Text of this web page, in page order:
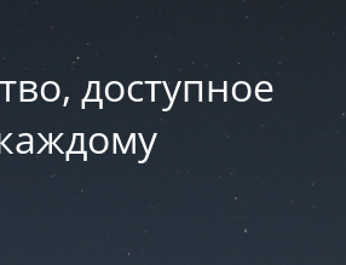
доступное